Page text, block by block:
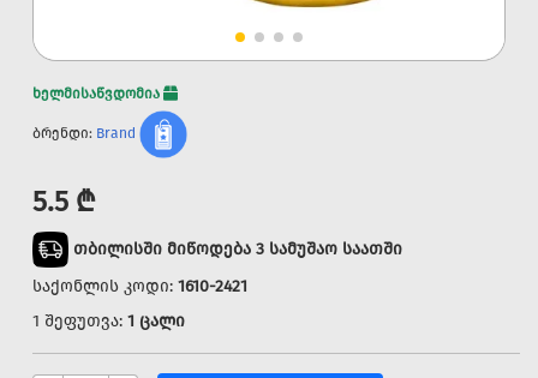
ხელმისაწვდომია
ბრენდი: Brand
5.5 ₾
თბილისში მიწოდება 3 სამუშაო საათში
საქონლის კოდი: 1610-2421
1 შეფუთვა: 1 ცალი